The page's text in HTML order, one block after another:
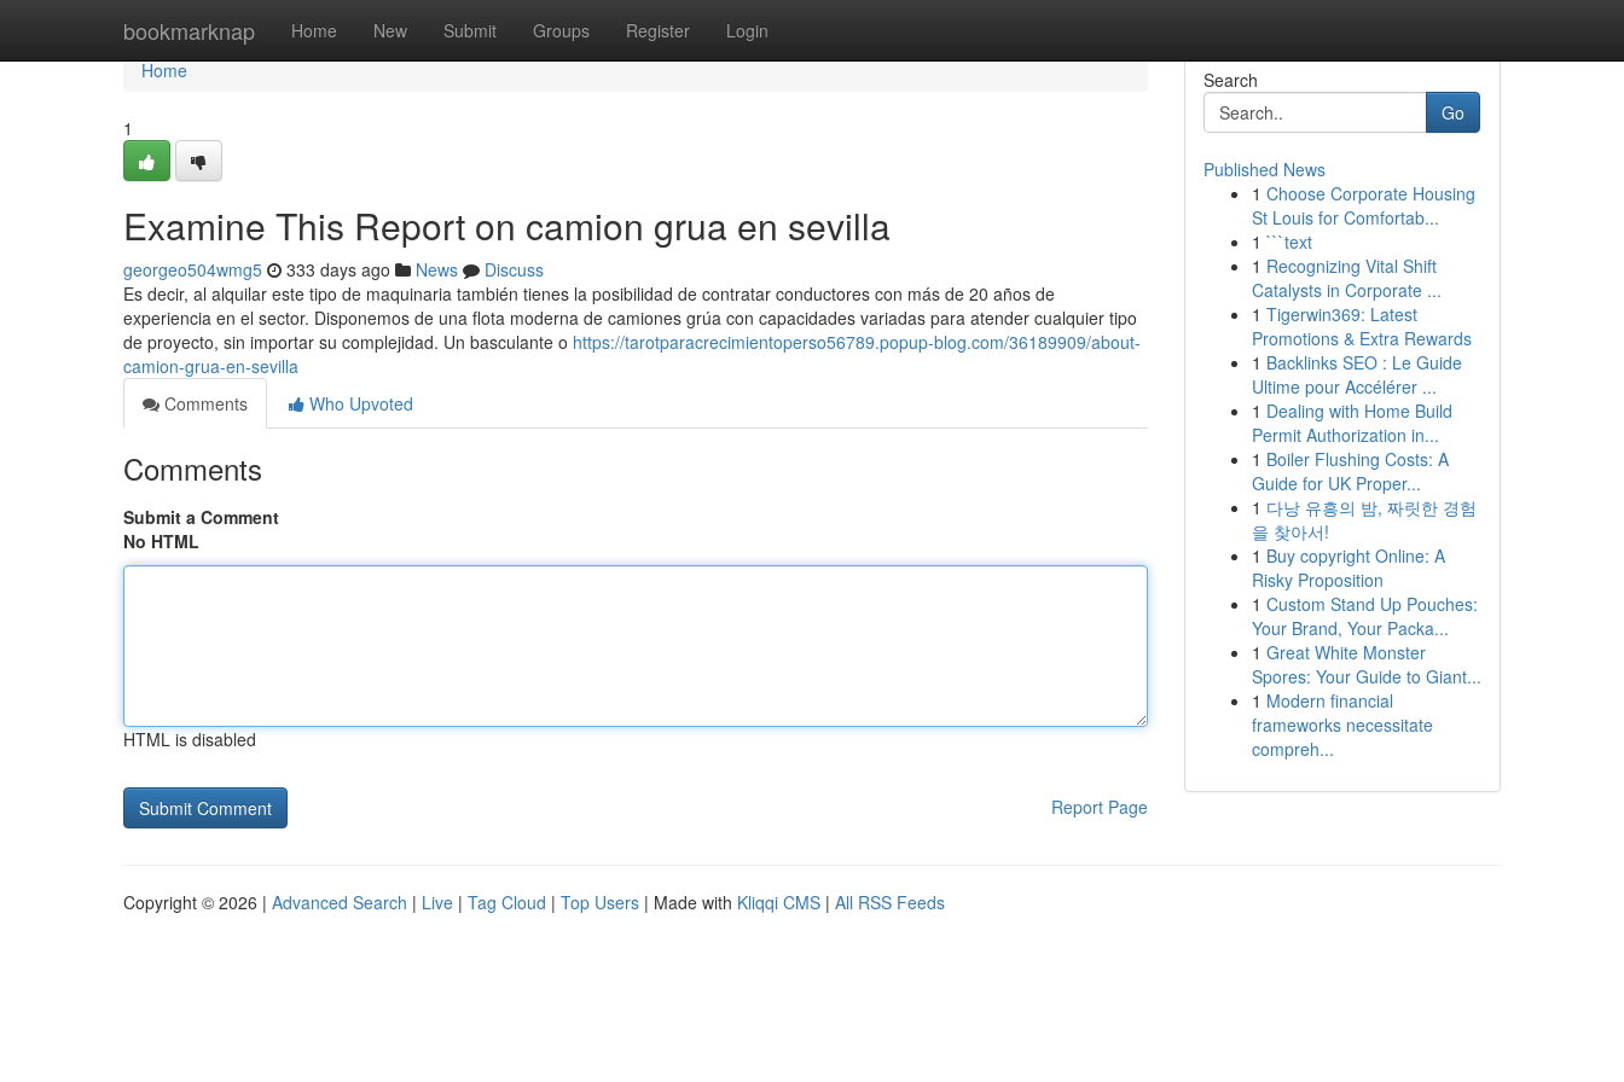
bookmarknap Home New Submit Groups Register Login
Home
Home
1
Examine This Report on camion grua en sevilla
georgeo504wmg5 333 days ago News
Discuss
Es decir, al alquilar este tipo de maquinaria también tienes la posibilidad de contratar conductores con más de 20 años de
experiencia en el sector. Disponemos de una flota moderna de camiones grúa con capacidades variadas para atender cualquier tipo
de proyecto, sin importar su complejidad. Un basculante o https://tarotparacrecimientoperso56789.popup-blog.com/36189909/about-
camion-grua-en-sevilla
Comments
Who Upvoted
Comments
Submit a Comment
No HTML
HTML is disabled
Report Page
Search
Go
Published News
1 Choose Corporate Housing
St Louis for Comfortab...
1 ```text
1 Recognizing Vital Shift
Catalysts in Corporate ...
1 Tigerwin369: Latest
Promotions & Extra Rewards
1 Backlinks SEO : Le Guide
Ultime pour Accélérer ...
1 Dealing with Home Build
Permit Authorization in...
1 Boiler Flushing Costs: A
Guide for UK Proper...
1 다낭 유흥의 밤, 짜릿한 경험
을 찾아서!
1 Buy copyright Online: A
Risky Proposition
1 Custom Stand Up Pouches:
Your Brand, Your Packa...
1 Great White Monster
Spores: Your Guide to Giant...
1 Modern financial
frameworks necessitate
compreh...
Copyright © 2026 | Advanced Search | Live | Tag Cloud | Top Users | Made with Kliqqi CMS | All RSS Feeds